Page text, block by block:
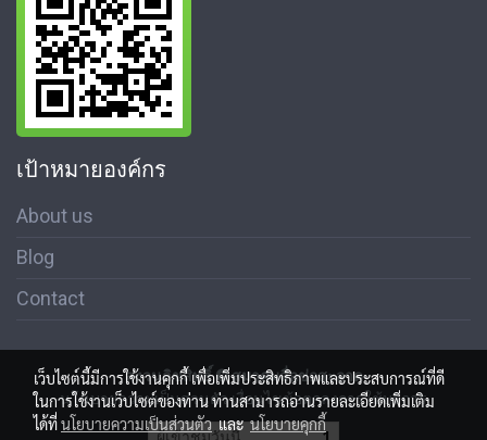
เป้าหมายองค์กร
About us
Blog
Contact
สงวนลิขสิทธิ์ © สมาคมสื่อช่อสะอาด
นโนบายความเป็นส่วนตัว เงื่อนไขข้อตกลงการใช้บริการ
ผู้เข้าชมวันนี้ 1
เว็บไซต์นี้มีการใช้งานคุกกี้ เพื่อเพิ่มประสิทธิภาพและประสบการณ์ที่ดี
ในการใช้งานเว็บไซต์ของท่าน ท่านสามารถอ่านรายละเอียดเพิ่มเติม
ได้ที่นโยบายความเป็นส่วนตัวและนโยบายคุกกี้